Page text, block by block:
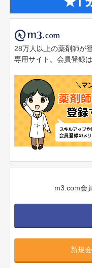
28万人以上の薬剤師が
専用サイト。会員登録
m3.com会
新規